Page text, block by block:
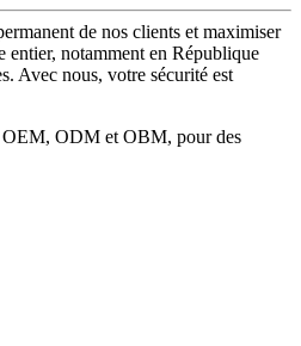
de nos clients et maximiser
entier, notamment en République
Avec nous, votre sécurité est
OEM, ODM et OBM, pour des